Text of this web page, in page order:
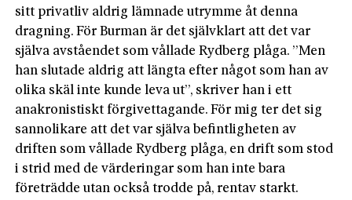
sitt privatliv aldrig lämnade utrymme åt denna
dragning. För Burman är det självklart att det var
själva avståendet som vållade Rydberg plåga. ”Men
han slutade aldrig att längta efter något som han av
olika skäl inte kunde leva ut”, skriver han i ett
anakronistiskt förgivettagande. För mig ter det sig
sannolikare att det var själva befintligheten av
driften som vållade Rydberg plåga, en drift som stod
i strid med de värderingar som han inte bara
företrädde utan också trodde på, rentav starkt.